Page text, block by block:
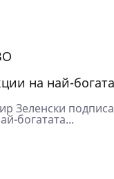
на най-
Зеленски
богатата...